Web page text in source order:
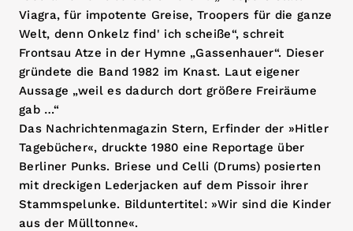
Viagra, für impotente Greise, Troopers für die ganze
Welt, denn Onkelz find' ich scheiße“, schreit
Frontsau Atze in der Hymne „Gassenhauer“. Dieser
gründete die Band 1982 im Knast. Laut eigener
Aussage „weil es dadurch dort größere Freiräume
gab …“
Das Nachrichtenmagazin Stern, Erfinder der »Hitler
Tagebücher«, druckte 1980 eine Reportage über
Berliner Punks. Briese und Celli (Drums) posierten
mit dreckigen Lederjacken auf dem Pissoir ihrer
Stammspelunke. Bilduntertitel: »Wir sind die Kinder
aus der Mülltonne«.